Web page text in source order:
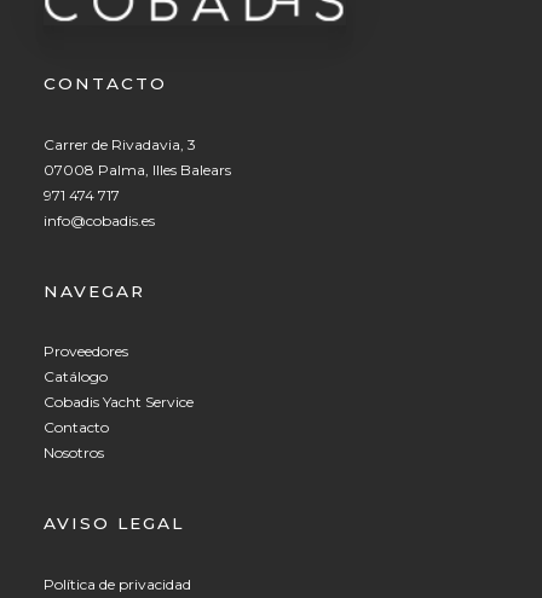
CONTACTO
Carrer de Rivadavia, 3
07008 Palma, Illes Balears
971 474 717
info@cobadis.es
NAVEGAR
Proveedores
Catálogo
Cobadis Yacht Service
Contacto
Nosotros
AVISO LEGAL
Política de privacidad